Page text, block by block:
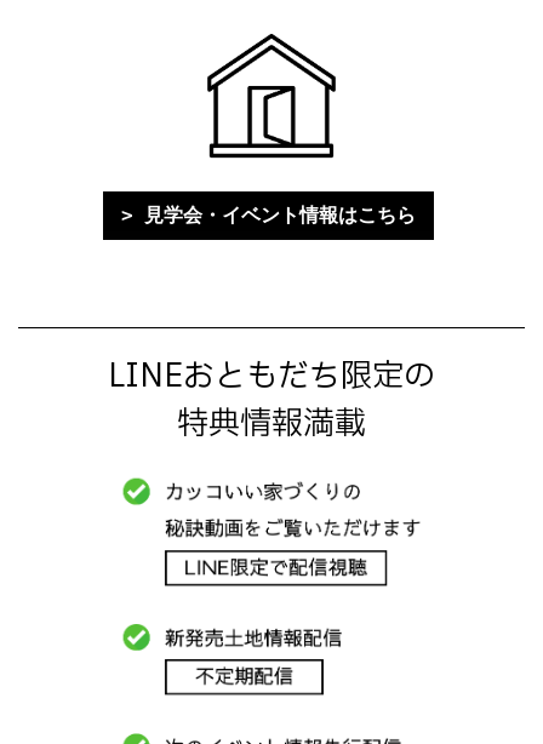
見学会・イベント情報はこちら
LINEおともだち限定の
特典情報満載